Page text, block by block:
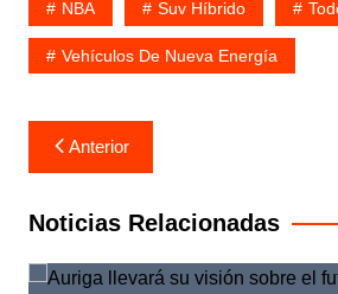
NBA Suv Híbrido
Vehículos De Nueva Energía
Navegación
de
entradas
Anterior
Noticias Relacionadas